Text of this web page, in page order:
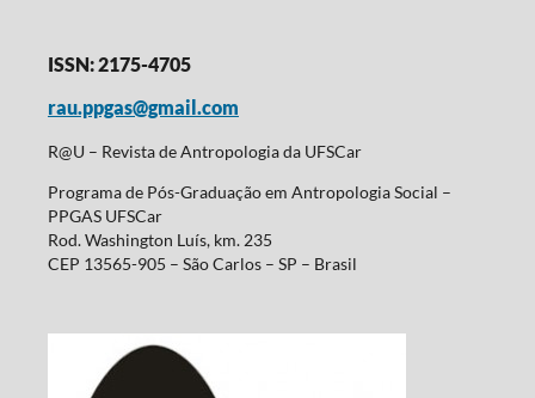
ISSN: 2175-4705
rau.ppgas@gmail.com
R@U – Revista de Antropologia da UFSCar
Programa de Pós-Graduação em Antropologia Social –
PPGAS UFSCar
Rod. Washington Luís, km. 235
CEP 13565-905 – São Carlos – SP – Brasil